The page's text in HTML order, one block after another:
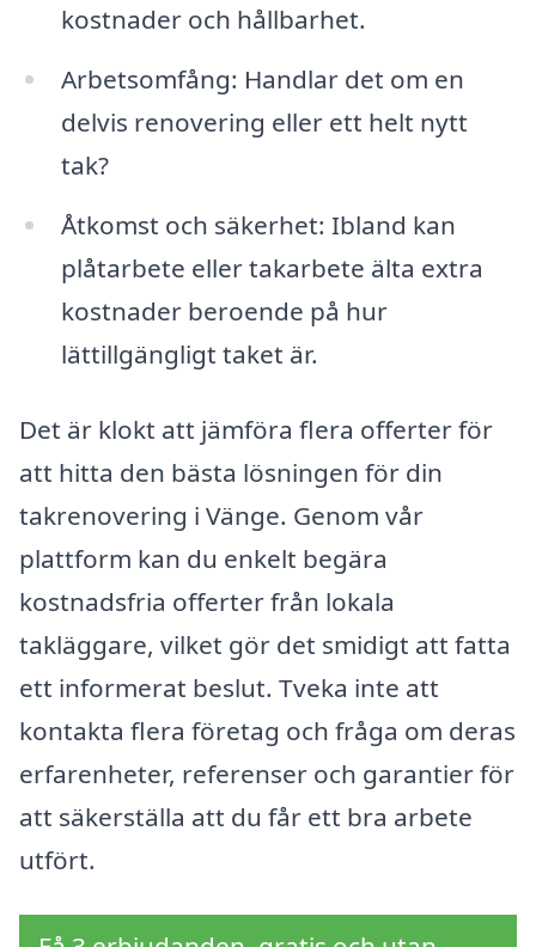
kostnader och hållbarhet.
Arbetsomfång: Handlar det om en
delvis renovering eller ett helt nytt
tak?
Åtkomst och säkerhet: Ibland kan
plåtarbete eller takarbete älta extra
kostnader beroende på hur
lättillgängligt taket är.
Det är klokt att jämföra flera offerter för
att hitta den bästa lösningen för din
takrenovering i Vänge. Genom vår
plattform kan du enkelt begära
kostnadsfria offerter från lokala
takläggare, vilket gör det smidigt att fatta
ett informerat beslut. Tveka inte att
kontakta flera företag och fråga om deras
erfarenheter, referenser och garantier för
att säkerställa att du får ett bra arbete
utfört.